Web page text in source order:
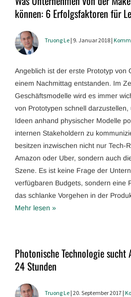
können: 6 Erfolgsfaktoren für
Truong Le | 9. Januar 2018 |
Angeblich ist der erste Prototyp von
einem Nachmittag entstanden. Im
Geschäftsmodelle wird es immer
von Prototypen schnell
Ideen anhand physischer Modelle
internen Stakeholdern zu
besitzen inzwischen nicht nur Tech-
Amazon oder Uber, sondern auch
Szene. Es ist keine Frage der
verfügbaren Budgets, sondern eine
das schlanke Vorgehen in der
Mehr lesen »
Photonische Technologie
24 Stunden
Truong Le | 20. September 2017 |